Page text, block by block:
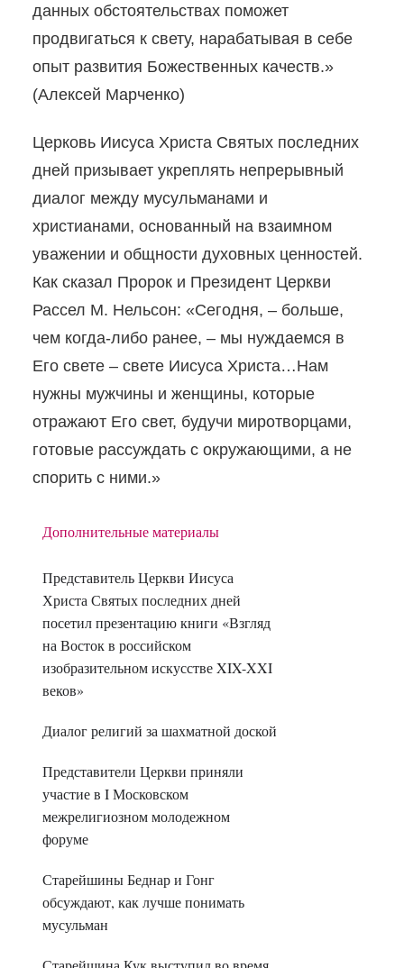
данных обстоятельствах поможет
продвигаться к свету, нарабатывая в себе
опыт развития Божественных качеств.»
(Алексей Марченко)
Церковь Иисуса Христа Святых последних
дней призывает укреплять непрерывный
диалог между мусульманами и
христианами, основанный на взаимном
уважении и общности духовных ценностей.
Как сказал Пророк и Президент Церкви
Рассел М. Нельсон: «Сегодня, – больше,
чем когда-либо ранее, – мы нуждаемся в
Его свете – свете Иисуса Христа…Нам
нужны мужчины и женщины, которые
отражают Его свет, будучи миротворцами,
готовые рассуждать с окружающими, а не
спорить с ними.»
Дополнительные материалы
Представитель Церкви Иисуса
Христа Святых последних дней
посетил презентацию книги «Взгляд
на Восток в российском
изобразительном искусстве XIX-XXI
веков»
Диалог религий за шахматной доской
Представители Церкви приняли
участие в I Московском
межрелигиозном молодежном
форуме
Старейшины Беднар и Гонг
обсуждают, как лучше понимать
мусульман